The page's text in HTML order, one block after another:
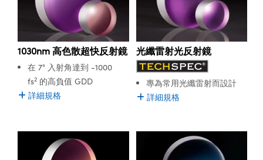
1030nm 高色散超快反射鏡
在 7° 入射角達到 -1000
fs2 的高負值 GDD
詳細規格
光纖雷射光反射鏡
專為常用光纖雷射而設計
詳細規格